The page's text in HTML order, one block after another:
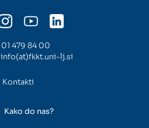
Javna naročila
01 479 84 00
info(at)fkkt.uni-lj.si
Kontakti
Kako do nas?